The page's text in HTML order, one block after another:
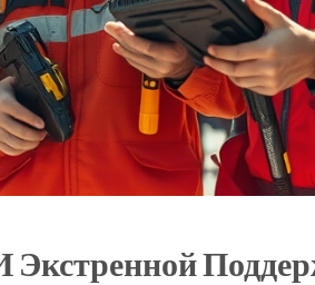
Экстренной